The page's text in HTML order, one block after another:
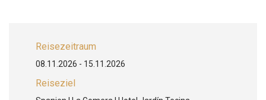
Reisezeitraum
08.11.2026 - 15.11.2026
Reiseziel